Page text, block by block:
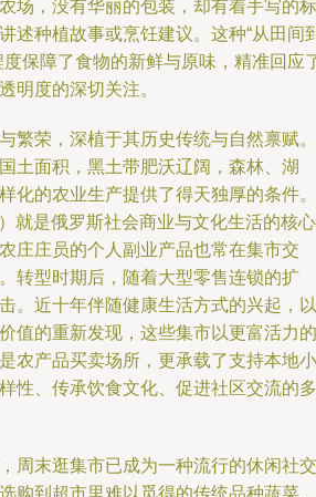
场，没有华丽的包装，却有着手写的标
述种植故事或烹饪建议。这种“从田间
保障了食物的新鲜与原味，精准回应
明度的深切关注。
繁荣，深植于其历史传统与自然禀赋。
土面积，黑土带肥沃辽阔，森林、湖
化的农业生产提供了得天独厚的条件。
就是俄罗斯社会商业与文化生活的核心
庄庄员的个人副业产品也常在集市交
转型时期后，随着大型零售连锁的扩
。近十年伴随健康生活方式的兴起，以
值的重新发现，这些集市以更富活力的
农产品买卖场所，更承载了支持本地小
性、传承饮食文化、促进社区交流的多
周末逛集市已成为一种流行的休闲社交
购到超市里难以觅得的传统品种蔬菜、